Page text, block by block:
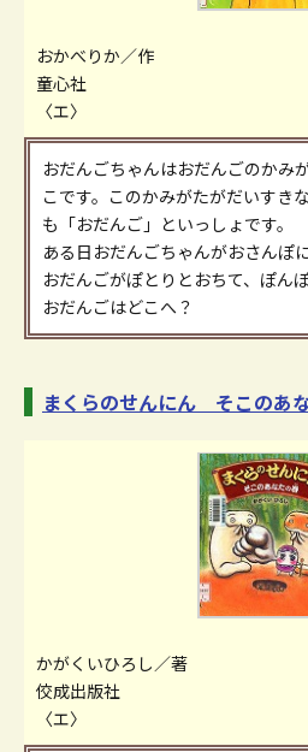
おかべりか／作
童心社
〈エ〉
おだんごちゃんはおだんごのかみ
こです。このかみがたがだいすき
も「おだんご」といっしょです。
ある日おだんごちゃんがおさんぽ
おだんごがぽとりとおちて、ぽん
おだんごはどこへ？
まくらのせんにん そこのあ
かがくいひろし／著
佼成出版社
〈エ〉